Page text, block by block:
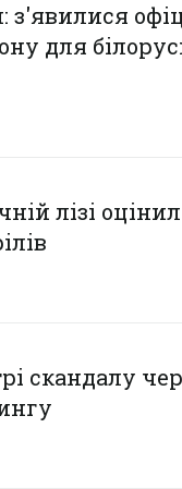
з'явилися
для
лізі
скандалу